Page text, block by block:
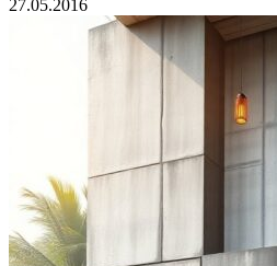
27.05.2016